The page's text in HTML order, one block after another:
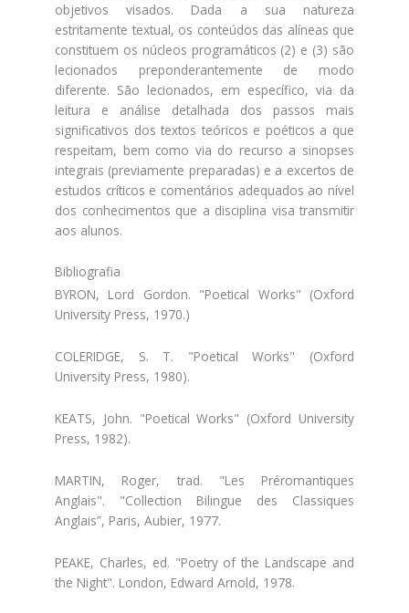
objetivos visados. Dada a sua natureza
estritamente textual, os conteúdos das alíneas que
constituem os núcleos programáticos (2) e (3) são
lecionados preponderantemente de modo
diferente. São lecionados, em específico, via da
leitura e análise detalhada dos passos mais
significativos dos textos teóricos e poéticos a que
respeitam, bem como via do recurso a sinopses
integrais (previamente preparadas) e a excertos de
estudos críticos e comentários adequados ao nível
dos conhecimentos que a disciplina visa transmitir
aos alunos.
Bibliografia
BYRON, Lord Gordon. "Poetical Works" (Oxford
University Press, 1970.)
COLERIDGE, S. T. "Poetical Works" (Oxford
University Press, 1980).
KEATS, John. "Poetical Works" (Oxford University
Press, 1982).
MARTIN, Roger, trad. "Les Préromantiques
Anglais". "Collection Bilingue des Classiques
Anglais”, Paris, Aubier, 1977.
PEAKE, Charles, ed. "Poetry of the Landscape and
the Night". London, Edward Arnold, 1978.